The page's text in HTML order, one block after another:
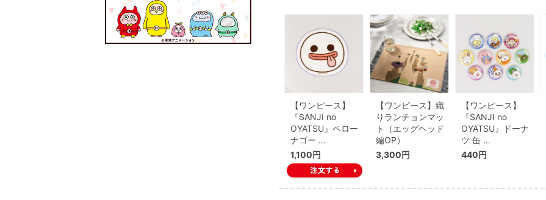
【ワンピース】
『SANJI no
OYATSU』ペロー
ナゴー …
1,100円
【ワンピース】織
りランチョンマッ
ト（エッグヘッド
編OP）
3,300円
【ワンピース】
『SANJI no
OYATSU』ドーナ
ツ 缶 …
440円